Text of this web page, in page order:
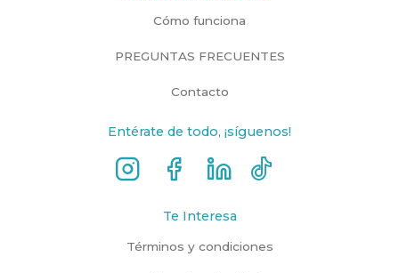
Cómo funciona
PREGUNTAS FRECUENTES
Contacto
Entérate de todo, ¡síguenos!
Te Interesa
Términos y condiciones